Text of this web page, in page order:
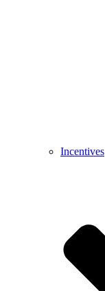
Incentives